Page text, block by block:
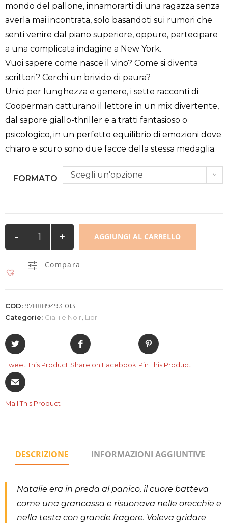
mondo del pallone, innamorarti di una ragazza senza
averla mai incontrata, solo basandoti sui rumori che
senti venire dal piano superiore, oppure, partecipare
a una complicata indagine a New York.
Vuoi sapere come nasce il vino? Come si diventa
scrittori? Cerchi un brivido di paura?
Unici per lunghezza e genere, i sette racconti di
Cooperman catturano il lettore in un mix divertente,
dal sapore giallo-thriller e a tratti fantasioso o
psicologico, in un perfetto equilibrio di emozioni dove
chiaro e scuro sono due facce della stessa medaglia.
FORMATO Scegli un'opzione
- + AGGIUNGI AL CARRELLO
Compara
COD: 9788894931013
Categorie: Gialli e Noir, Libri
Tweet This Product Share on Facebook Pin This Product
Mail This Product
DESCRIZIONE INFORMAZIONI AGGIUNTIVE
Natalie era in preda al panico, il cuore batteva
come una grancassa e risuonava nelle orecchie e
nella testa con grande fragore. Voleva gridare